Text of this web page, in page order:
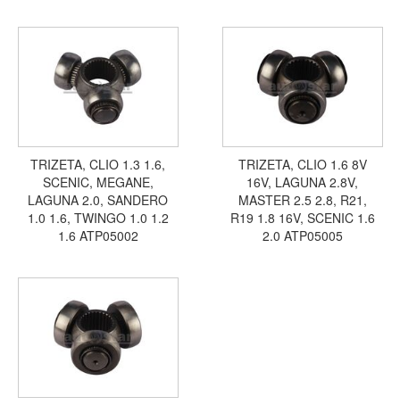
TRIZETA, CLIO 1.3 1.6,
SCENIC, MEGANE,
LAGUNA 2.0, SANDERO
1.0 1.6, TWINGO 1.0 1.2
1.6 ATP05002
TRIZETA, CLIO 1.6 8V
16V, LAGUNA 2.8V,
MASTER 2.5 2.8, R21,
R19 1.8 16V, SCENIC 1.6
2.0 ATP05005